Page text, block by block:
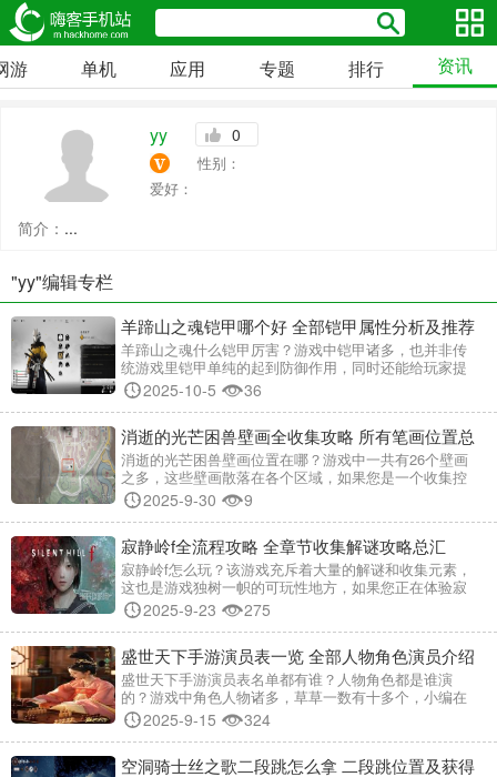
游 单机 应用 专题 排行 资讯
yy 0
性别：
爱好：
简介： ...
"yy"编辑专栏
羊蹄山之魂铠甲哪个好 全部铠甲属性分析及推荐
羊蹄山之魂什么铠甲厉害？游戏中铠甲诸多，也并非传
统游戏里铠甲单纯的起到防御作用，同时还能给玩家提
供各种BUFF加持，小编在这里就为大家整理了全部铠甲
属性，看看您更中意哪种铠甲吧~ 羊蹄山之魂铠甲大全
羊蹄山之魂铠甲一览 怨灵铠甲 铠甲背景故事：追杀羊蹄
六人帮的复仇怨灵所着的凶名之甲。 铠甲效果： 使用精
力攻
2025-10-5 36
消逝的光芒困兽壁画全收集攻略 所有笔画位置总
汇
消逝的光芒困兽壁画位置在哪？游戏中一共有26个壁画
之多，这些壁画散落在各个区域，如果您是一个收集控
玩家，恰好又翻到了这篇攻略文章，那么恭喜获您一定
能够省去寻找笔画的时间~ 消逝的光芒困兽壁画全收集攻
略 为宁芙奏乐的萨特 前往旧城区如图所示位置。 跳过眼
前的白色车子到房顶位置。
2025-9-30 9
寂静岭f全流程攻略 全章节收集解谜攻略总汇
寂静岭f怎么玩？该游戏充斥着大量的解谜和收集元素，
这也是游戏独树一帜的可玩性地方，如果您正在体验寂
静岭f，刚好有卡在了某个解谜环节，那么小编今儿为大
家整理的全流程攻略一定能够帮助到您~ 寂静岭f攻略大
全 本文根据游戏默认推荐的“寂静岭系列传统难度”制作，
也推荐首次游玩的玩家选择默认难度。 戎之丘-下山
2025-9-23 275
盛世天下手游演员表一览 全部人物角色演员介绍
盛世天下手游演员表名单都有谁？人物角色都是谁演
的？游戏中角色人物诸多，草草一数有十多个，小编在
这里就为大家分享盛世天下手游演员表大全，如果您心
仪哪个角色，那么这篇文章能够让您深入了解~ 盛世天下
手游演员表大全 盛世天下伍元照演员 扮演者：黄羿 人物
年龄：年十四（入宫年龄） 背景：武家有女初长成，十
2025-9-15 324
空洞骑士丝之歌二段跳怎么拿 二段跳位置及获得